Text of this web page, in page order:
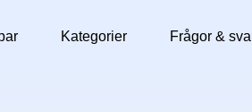
Kategorier Frågor &